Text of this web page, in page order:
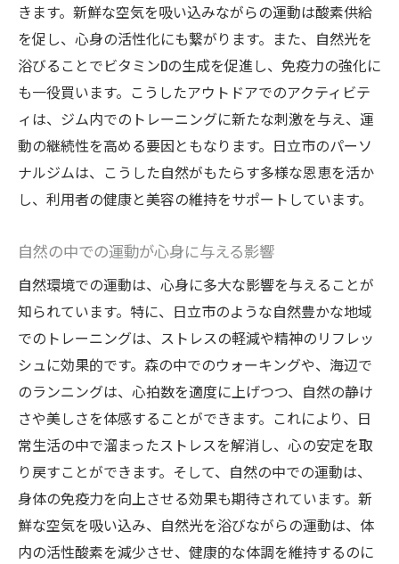
きます。新鮮な空気を吸い込みながらの運動は酸素供給
を促し、心身の活性化にも繋がります。また、自然光を
浴びることでビタミンDの生成を促進し、免疫力の強化に
も一役買います。こうしたアウトドアでのアクティビテ
ィは、ジム内でのトレーニングに新たな刺激を与え、運
動の継続性を高める要因ともなります。日立市のパーソ
ナルジムは、こうした自然がもたらす多様な恩恵を活か
し、利用者の健康と美容の維持をサポートしています。
自然の中での運動が心身に与える影響
自然環境での運動は、心身に多大な影響を与えることが
知られています。特に、日立市のような自然豊かな地域
でのトレーニングは、ストレスの軽減や精神のリフレッ
シュに効果的です。森の中でのウォーキングや、海辺で
のランニングは、心拍数を適度に上げつつ、自然の静け
さや美しさを体感することができます。これにより、日
常生活の中で溜まったストレスを解消し、心の安定を取
り戻すことができます。そして、自然の中での運動は、
身体の免疫力を向上させる効果も期待されています。新
鮮な空気を吸い込み、自然光を浴びながらの運動は、体
内の活性酸素を減少させ、健康的な体調を維持するのに